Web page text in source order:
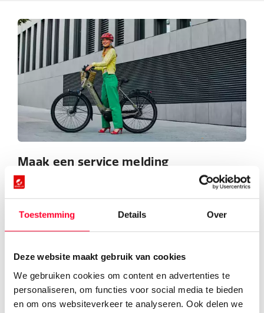
Toestemming Details Over
Deze website maakt gebruik van cookies
We gebruiken cookies om content en advertenties te
personaliseren, om functies voor social media te bieden
en om ons websiteverkeer te analyseren. Ook delen we
Maak een service melding
Heeft u een probleem of wilt u onderhoud aanvragen